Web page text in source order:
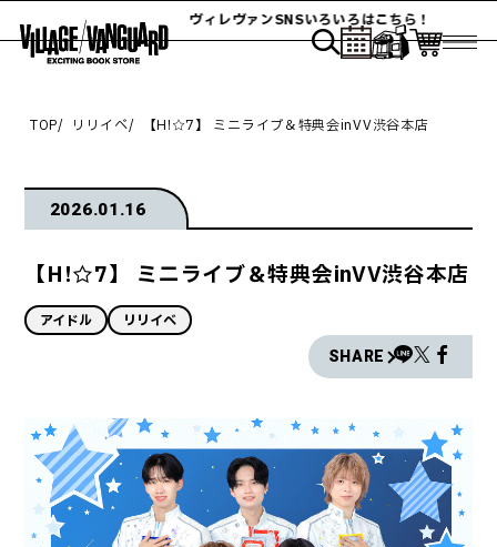
ヴィレヴァンSNSいろいろはこちら！
TOP リリイベ 【H!☆7】 ミニライブ＆特典会inVV渋谷本店
2026.01.16
【H!☆7】 ミニライブ＆特典会inVV渋谷本店
アイドル リリイベ
SHARE